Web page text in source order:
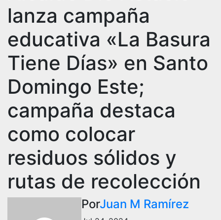
lanza campaña
educativa «La Basura
Tiene Días» en Santo
Domingo Este;
campaña destaca
como colocar
residuos sólidos y
rutas de recolección
PorJuan M Ramírez